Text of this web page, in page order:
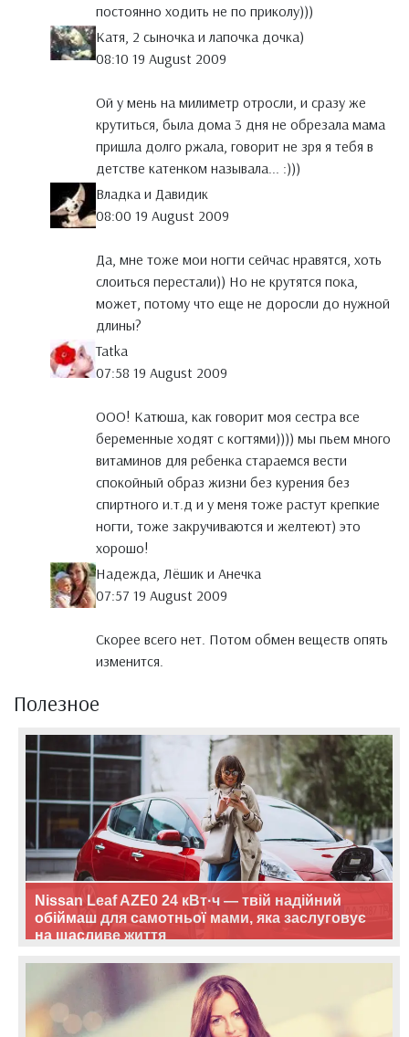
постоянно ходить не по приколу)))
Катя, 2 сыночка и лапочка дочка)
08:10 19 August 2009
Ой у мень на милиметр отросли, и сразу же
крутиться, была дома 3 дня не обрезала мама
пришла долго ржала, говорит не зря я тебя в
детстве катенком называла... :)))
Владка и Давидик
08:00 19 August 2009
Да, мне тоже мои ногти сейчас нравятся, хоть
слоиться перестали)) Но не крутятся пока,
может, потому что еще не доросли до нужной
длины?
Tatka
07:58 19 August 2009
ООО! Катюша, как говорит моя сестра все
беременные ходят с когтями)))) мы пьем много
витаминов для ребенка стараемся вести
спокойный образ жизни без курения без
спиртного и.т.д и у меня тоже растут крепкие
ногти, тоже закручиваются и желтеют) это
хорошо!
Надежда, Лёшик и Анечка
07:57 19 August 2009
Скорее всего нет. Потом обмен веществ опять
изменится.
Полезное
Nissan Leaf AZE0 24 кВт·ч — твій надійний
обіймаш для самотньої мами, яка заслуговує
на щасливе життя